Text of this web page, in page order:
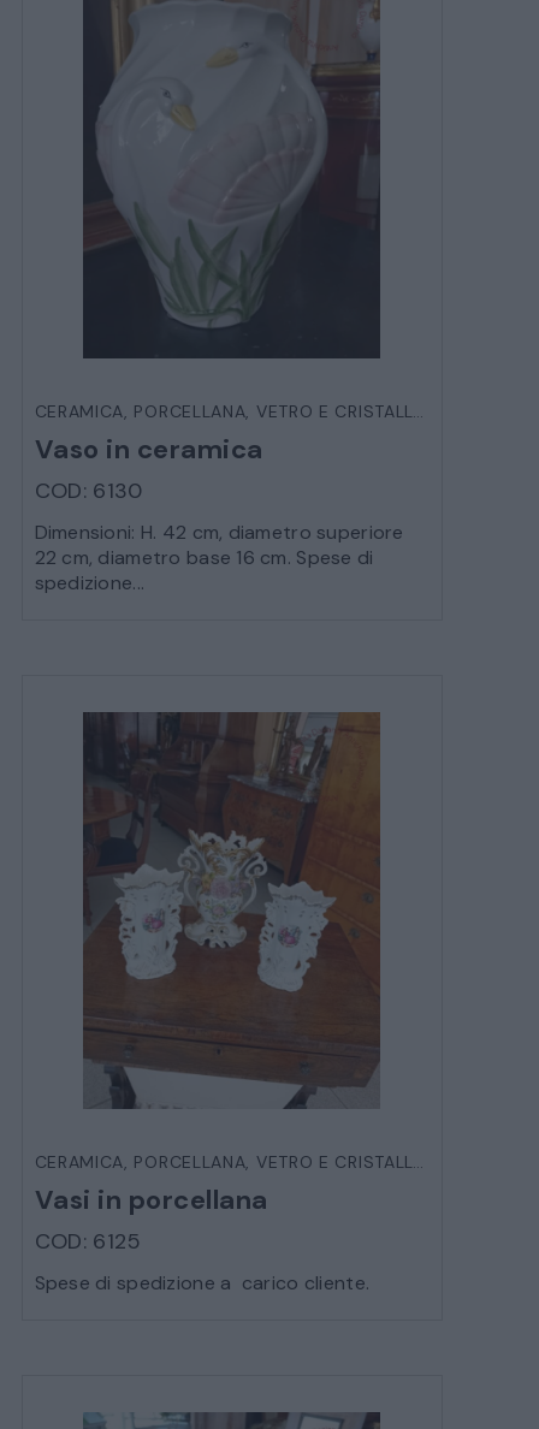
CERAMICA, PORCELLANA, VETRO E CRISTALLO
Vaso in ceramica
COD: 6130
Dimensioni: H. 42 cm, diametro superiore
22 cm, diametro base 16 cm. Spese di
spedizione...
CERAMICA, PORCELLANA, VETRO E CRISTALLO
Vasi in porcellana
COD: 6125
Spese di spedizione a carico cliente.